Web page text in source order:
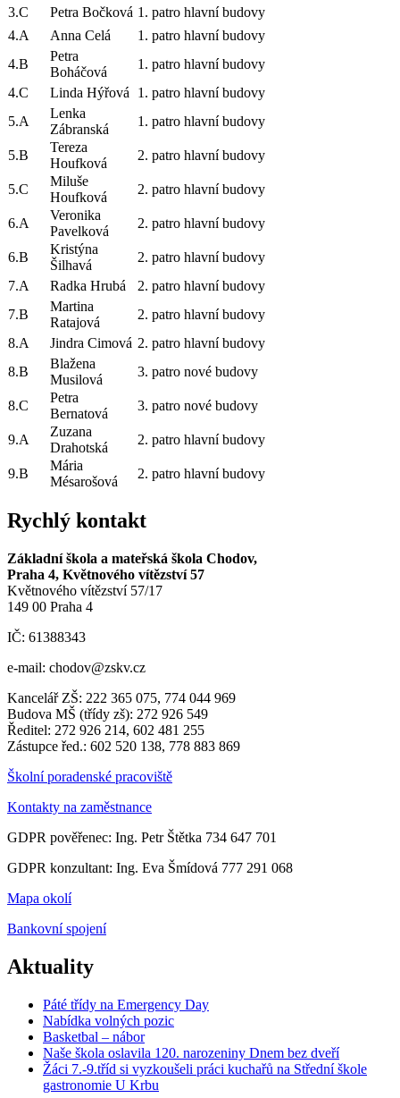
3.C
Petra Bočková 1. patro hlavní budovy
4.A
Anna Celá
1. patro hlavní budovy
4.B
Petra
Boháčová
1. patro hlavní budovy
4.C
Linda Hýřová
1. patro hlavní budovy
5.A
Lenka
Zábranská
1. patro hlavní budovy
5.B
Tereza
Houfková
2. patro hlavní budovy
5.C
Miluše
Houfková
2. patro hlavní budovy
6.A
Veronika
Pavelková
2. patro hlavní budovy
6.B
Kristýna
Šilhavá
2. patro hlavní budovy
7.A
Radka Hrubá
2. patro hlavní budovy
7.B
Martina
Ratajová
2. patro hlavní budovy
8.A
Jindra Cimová 2. patro hlavní budovy
8.B
Blažena
Musilová
3. patro nové budovy
8.C
Petra
Bernatová
3. patro nové budovy
9.A
Zuzana
Drahotská
2. patro hlavní budovy
9.B
Mária
Mésarošová
2. patro hlavní budovy
Rychlý kontakt
Základní škola a mateřská škola Chodov,
Praha 4, Květnového vítězství 57
Květnového vítězství 57/17
149 00 Praha 4
IČ: 61388343
e-mail: chodov@zskv.cz
Kancelář ZŠ: 222 365 075, 774 044 969
Budova MŠ (třídy zš): 272 926 549
Ředitel: 272 926 214, 602 481 255
Zástupce řed.: 602 520 138, 778 883 869
Školní poradenské pracoviště
Kontakty na zaměstnance
GDPR pověřenec: Ing. Petr Štětka 734 647 701
GDPR konzultant: Ing. Eva Šmídová 777 291 068
Mapa okolí
Bankovní spojení
Aktuality
Páté třídy na Emergency Day
Nabídka volných pozic
Basketbal – nábor
Naše škola oslavila 120. narozeniny Dnem bez dveří
Žáci 7.-9.tříd si vyzkoušeli práci kuchařů na Střední škole
gastronomie U Krbu